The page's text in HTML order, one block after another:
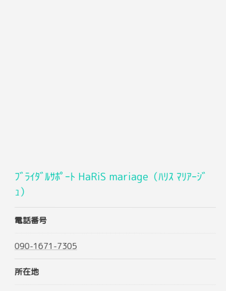
ﾌﾞﾗｲﾀﾞﾙｻﾎﾟｰﾄ HaRiS mariage（ﾊﾘｽ ﾏﾘｱｰｼﾞ
ｭ）
電話番号
090-1671-7305
所在地